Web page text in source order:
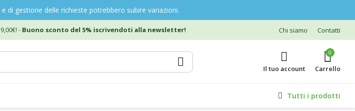
di gestione delle richieste potrebbero subire variazioni.
- Buono sconto del 5% iscrivendoti alla newsletter! Chi siamo Contatti
Il tuo account
0
Tutti i prodotti